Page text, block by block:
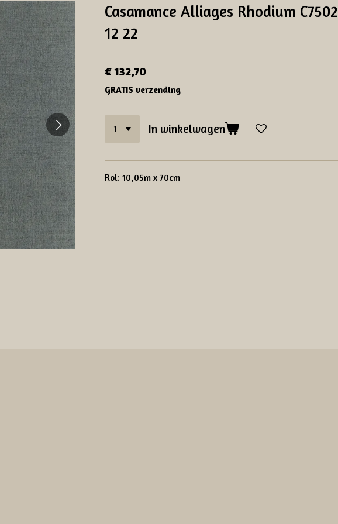
Casamance Alliages Rhodium C7502
12 22
€ 132,70
GRATIS verzending
In winkelwagen
Rol: 10,05m x 70cm